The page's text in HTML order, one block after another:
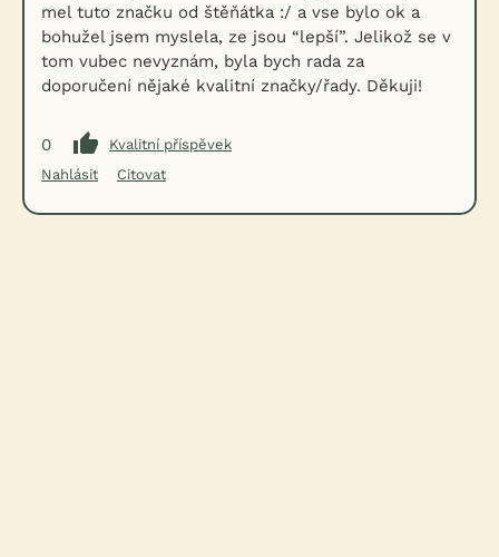
mel tuto značku od štěňátka :/ a vse bylo ok a
bohužel jsem myslela, ze jsou “lepší”. Jelikož se v
tom vubec nevyznám, byla bych rada za
doporučení nějaké kvalitní značky/řady. Děkuji!
0
Kvalitní příspěvek
Nahlásit
Citovat